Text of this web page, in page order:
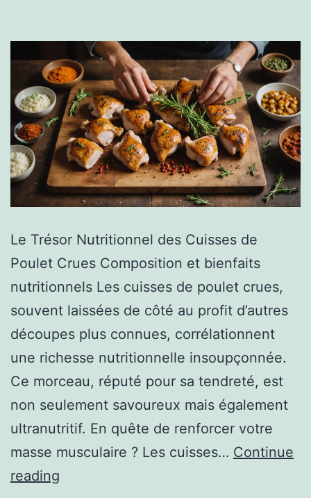
Le Trésor Nutritionnel des Cuisses de
Poulet Crues Composition et bienfaits
nutritionnels Les cuisses de poulet crues,
souvent laissées de côté au profit d’autres
découpes plus connues, corrélationnent
une richesse nutritionnelle insoupçonnée.
Ce morceau, réputé pour sa tendreté, est
non seulement savoureux mais également
ultranutritif. En quête de renforcer votre
masse musculaire ? Les cuisses… Continue
reading